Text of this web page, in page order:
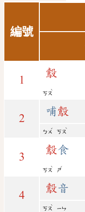
編號
1
鷇
ㄎㄡ
ˋ
2
哺鷇
ㄅㄨ
ˇ
ㄎㄡ
ˋ
3
鷇食
ㄎㄡ
ˋ
ㄕ
ˊ
4
鷇音
ㄎㄡ
ˋ
ㄧㄣ